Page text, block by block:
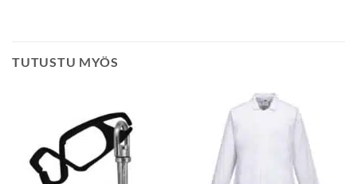
TUTUSTU MYÖS